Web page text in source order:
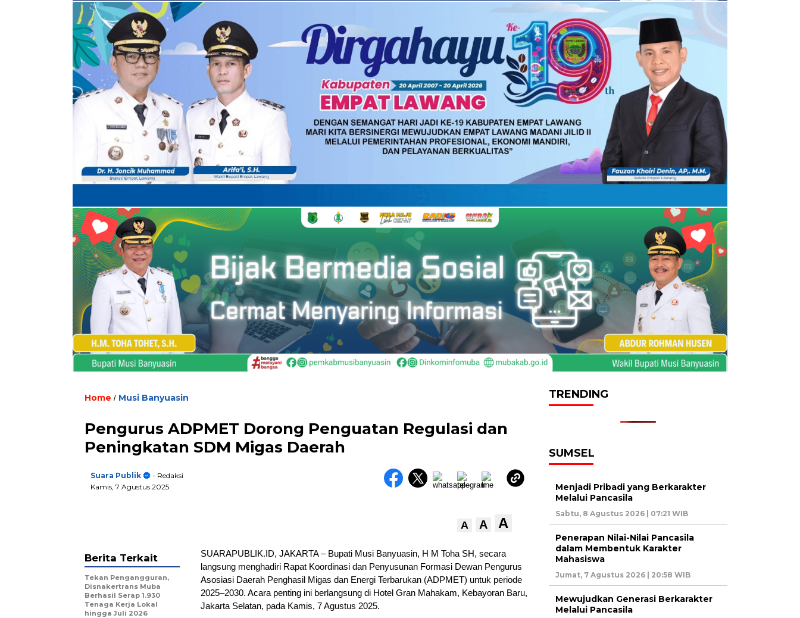
Home / Musi Banyuasin
Pengurus ADPMET Dorong Penguatan Regulasi dan
Peningkatan SDM Migas Daerah
Suara Publik
- Redaksi
Kamis, 7 Agustus 2025
A A A
SUARAPUBLIK.ID, JAKARTA – Bupati Musi Banyuasin, H M Toha SH, secara
langsung menghadiri Rapat Koordinasi dan Penyusunan Formasi Dewan Pengurus
Asosiasi Daerah Penghasil Migas dan Energi Terbarukan (ADPMET) untuk periode
2025–2030. Acara penting ini berlangsung di Hotel Gran Mahakam, Kebayoran Baru,
Jakarta Selatan, pada Kamis, 7 Agustus 2025.
Berita Terkait
Tekan Pengangguran,
Disnakertrans Muba
Berhasil Serap 1.930
Tenaga Kerja Lokal
hingga Juli 2026
TRENDING
SUMSEL
Menjadi Pribadi yang Berkarakter
Melalui Pancasila
Sabtu, 8 Agustus 2026 | 07:21 WIB
Penerapan Nilai-Nilai Pancasila
dalam Membentuk Karakter
Mahasiswa
Jumat, 7 Agustus 2026 | 20:58 WIB
Mewujudkan Generasi Berkarakter
Melalui Pancasila